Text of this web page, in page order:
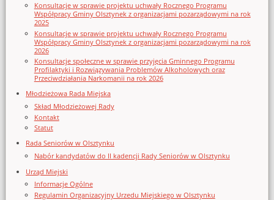
Konsultacje w sprawie projektu uchwały Rocznego Programu
Współpracy Gminy Olsztynek z organizacjami pozarządowymi na rok
2025
Konsultacje w sprawie projektu uchwały Rocznego Programu
Współpracy Gminy Olsztynek z organizacjami pozarządowymi na rok
2026
Konsultacje społeczne w sprawie przyjęcia Gminnego Programu
Profilaktyki i Rozwiązywania Problemów Alkoholowych oraz
Przeciwdziałania Narkomanii na rok 2026
Młodzieżowa Rada Miejska
Skład Młodzieżowej Rady
Kontakt
Statut
Rada Seniorów w Olsztynku
Nabór kandydatów do II kadencji Rady Seniorów w Olsztynku
Urząd Miejski
Informacje Ogólne
Regulamin Organizacyjny Urzedu Miejskiego w Olsztynku